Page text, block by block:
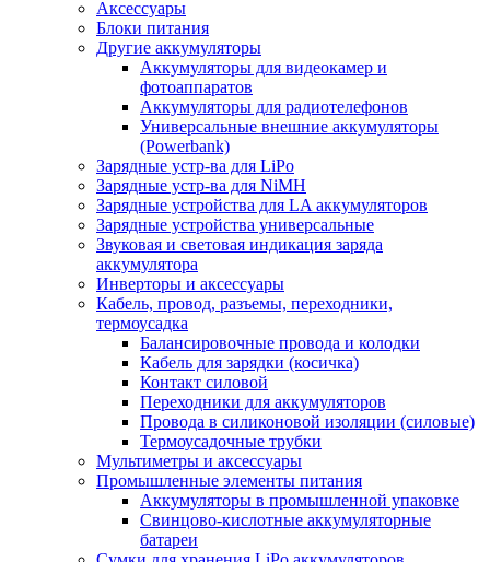
Аксессуары
Блоки питания
Другие аккумуляторы
Аккумуляторы для видеокамер и
фотоаппаратов
Аккумуляторы для радиотелефонов
Универсальные внешние аккумуляторы
(Powerbank)
Зарядные устр-ва для LiPo
Зарядные устр-ва для NiMH
Зарядные устройства для LA аккумуляторов
Зарядные устройства универсальные
Звуковая и световая индикация заряда
аккумулятора
Инверторы и аксессуары
Кабель, провод, разъемы, переходники,
термоусадка
Балансировочные провода и колодки
Кабель для зарядки (косичка)
Контакт силовой
Переходники для аккумуляторов
Провода в силиконовой изоляции (силовые)
Термоусадочные трубки
Мультиметры и аксессуары
Промышленные элементы питания
Аккумуляторы в промышленной упаковке
Свинцово-кислотные аккумуляторные
батареи